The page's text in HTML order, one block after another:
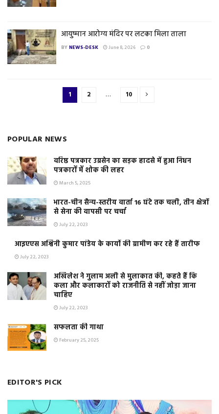
आयुष्मान आरोग्य मंदिर पर लटका मिला ताला
BY NEWS-DESK June 8, 2026 0
1 2 … 10
POPULAR NEWS
वरिष्ठ पत्रकार उग्रसेन का सड़क हादसे में हुआ निधन
पत्रकारों में शोक की लहर
March 5, 2025
भारत-चीन सैन्य-स्तरीय वार्ता 16 घंटे तक चली, तीन क्षेत्रों
से सेना की वापसी पर चर्चा
July 22, 2023
आइएएस अश्विनी कुमार पांडेय के कार्यो की ग्रामीण कर रहे हैं तारीफ
July 22, 2023
अखिलेश ने गुलाम अली से मुलाकात की, कहते हैं कि
कला और कलाकारों को राजनीति से नहीं जोड़ा जाना
चाहिए
July 22, 2023
सफलता की गाथा
February 25, 2025
EDITOR'S PICK